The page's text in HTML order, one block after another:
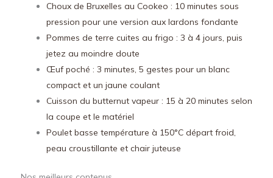
Choux de Bruxelles au Cookeo : 10 minutes sous
pression pour une version aux lardons fondante
Pommes de terre cuites au frigo : 3 à 4 jours, puis
jetez au moindre doute
Œuf poché : 3 minutes, 5 gestes pour un blanc
compact et un jaune coulant
Cuisson du butternut vapeur : 15 à 20 minutes selon
la coupe et le matériel
Poulet basse température à 150°C départ froid,
peau croustillante et chair juteuse